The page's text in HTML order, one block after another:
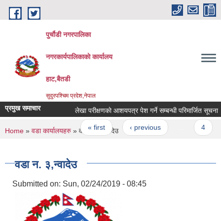
Skip to main content
पुर्चौडी नगरपालिका
नगरकार्यपालिकाकाे कार्यालय
हाट,बैतडी
सुदुरपश्चिम प्रदेश,नेपाल
प्रमुख समाचार लेखा परीक्षणकाे आशयपत्र पेश गर्ने सम्बन्धी परिमार्जित सूचना ।
Pages
« first ‹ previous
You are here
Home » वडा कार्यालयहरु » वडा न. ३,न्वादेउ
वडा न. ३,न्वादेउ
Submitted on: Sun, 02/24/2019 - 08:45